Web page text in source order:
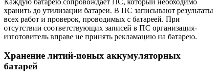
Каждую батарею сопровождает ПС, который необходимо
хранить до утилизации батареи. В ПС записывают результаты
всех работ и проверок, проводимых с батареей. При
отсутствии соответствующих записей в ПС организация-
изготовитель вправе не принять рекламацию на батарею.
Хранение литий-ионых аккумуляторных
батарей